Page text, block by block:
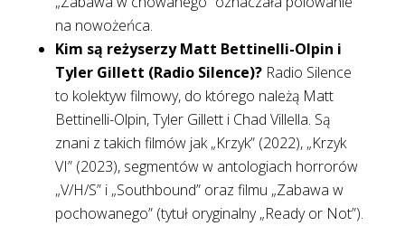
na nowożeńca.
Kim są reżyserzy Matt Bettinelli-Olpin i
Tyler Gillett (Radio Silence)?Radio Silence
to kolektyw filmowy, do którego należą Matt
Bettinelli-Olpin, Tyler Gillett i Chad Villella. Są
znani z takich filmów jak „Krzyk” (2022), „Krzyk
VI” (2023), segmentów w antologiach horrorów
„V/H/S” i „Southbound” oraz filmu „Zabawa w
pochowanego” (tytuł oryginalny „Ready or Not”).